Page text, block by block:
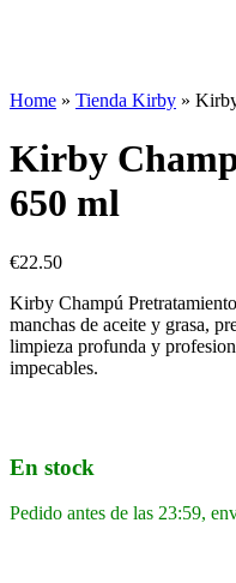
Home » Tienda Kirby »
Kirby
650 ml
€22.50
Kirby Champú
manchas de aceite y grasa,
limpieza profunda y
impecables.
En stock
Pedido antes de las 23:59,